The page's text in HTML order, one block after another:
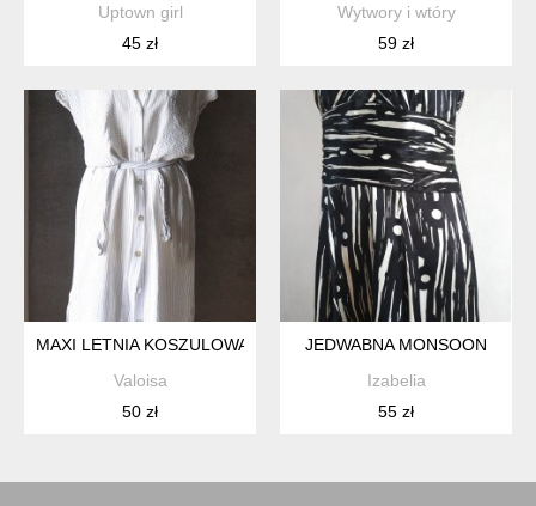
Uptown girl
45 zł
Wytwory i wtóry
59 zł
MAXI LETNIA KOSZULOWA SUKIENKA W PASKI XS S
Valoisa
50 zł
JEDWABNA MONSOON
Izabelia
55 zł